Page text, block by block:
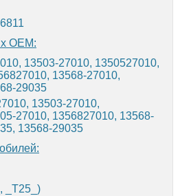
OEM:
13503-27010, 1350527010,
13568-27010,
29035
13503-27010,
27010, 1356827010, 13568-
13568-29035
_T25_)